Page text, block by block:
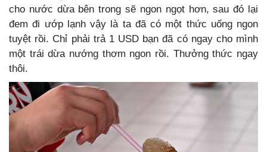
cho nước dừa bên trong sẽ ngon ngọt hơn, sau đó lại
đem đi ướp lạnh vậy là ta đã có một thức uống ngon
tuyệt rồi. Chỉ phải trả 1 USD bạn đã có ngay cho mình
một trái dừa nướng thơm ngon rồi. Thưởng thức ngay
thôi.